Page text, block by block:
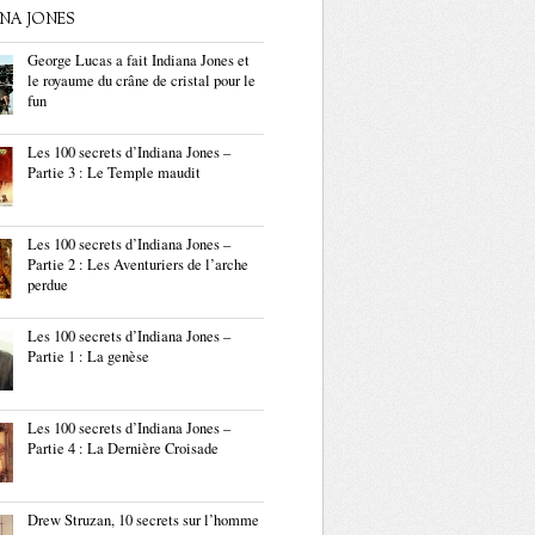
JONES
George Lucas a fait Indiana Jones et
le royaume du crâne de cristal pour le
fun
Les 100 secrets d’Indiana Jones –
Partie 3 : Le Temple maudit
Les 100 secrets d’Indiana Jones –
Partie 2 : Les Aventuriers de l’arche
perdue
Les 100 secrets d’Indiana Jones –
Partie 1 : La genèse
Les 100 secrets d’Indiana Jones –
Partie 4 : La Dernière Croisade
Drew Struzan, 10 secrets sur l’homme